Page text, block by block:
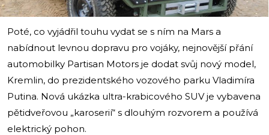
Poté, co vyjádřil touhu vydat se s ním na Mars a
nabídnout levnou dopravu pro vojáky, nejnovější přání
automobilky Partisan Motors je dodat svůj nový model,
Kremlin, do prezidentského vozového parku Vladimíra
Putina. Nová ukázka ultra-krabicového SUV je vybavena
pětidveřovou „karoserií“ s dlouhým rozvorem a používá
elektrický pohon.